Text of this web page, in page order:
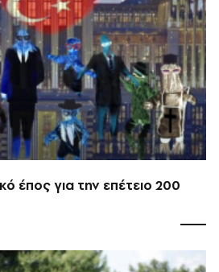
έπος για την επέτειο 200